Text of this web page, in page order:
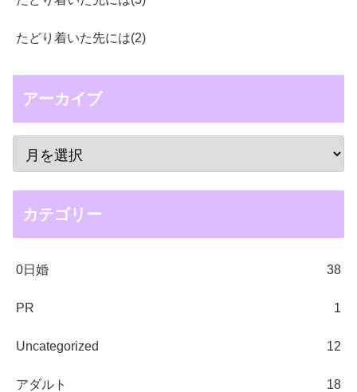
たどり着いた先には(2)
アーカイブ
カテゴリー
0日婚 38
PR 1
Uncategorized 12
アダルト 18